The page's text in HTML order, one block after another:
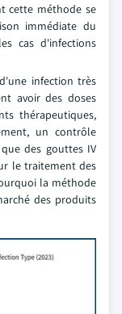
cette méthode se
immédiate du
cas d'infections
infection très
avoir des doses
thérapeutiques,
un contrôle
des gouttes IV
le traitement des
la méthode
des produits